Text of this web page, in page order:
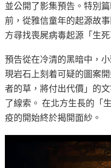
並公開了影集預告。特別
前，從雅信童年的起源故
方尋找喪屍病毒起源「生
預告從在冷清的黑暗中，
現岩石上刻着可疑的圖案
者的草，將付出代價」的
了線索。 在北方生長的「
疫的開始終於揭開面紗。